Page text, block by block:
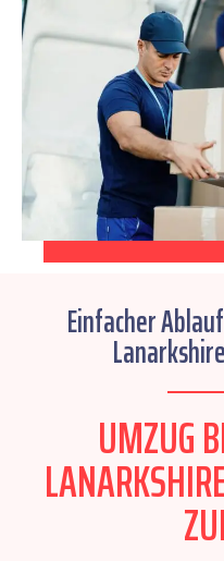
Einfacher
UMZUG